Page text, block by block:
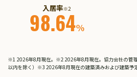
入居率※2
98.64%
※1 2026年8月現在。※2 2026年8月現在。協力会社の管
以内を除く）※3 2026年8月現在の建築済みおよび建築予